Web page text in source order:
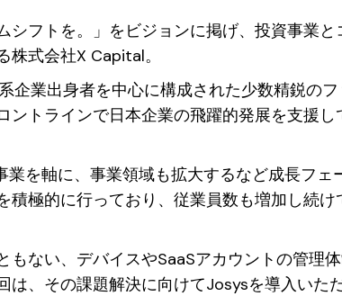
シフトを。」をビジョンに掲げ、投資事業と
株式会社X Capital。
企業出身者を中心に構成された少数精鋭の
ントラインで日本企業の飛躍的発展を支援し
業を軸に、事業領域も拡大するなど成長フェ
積極的に行っており、従業員数も増加し続け
もない、デバイスやSaaSアカウントの管理
は、その課題解決に向けてJosysを導入いた